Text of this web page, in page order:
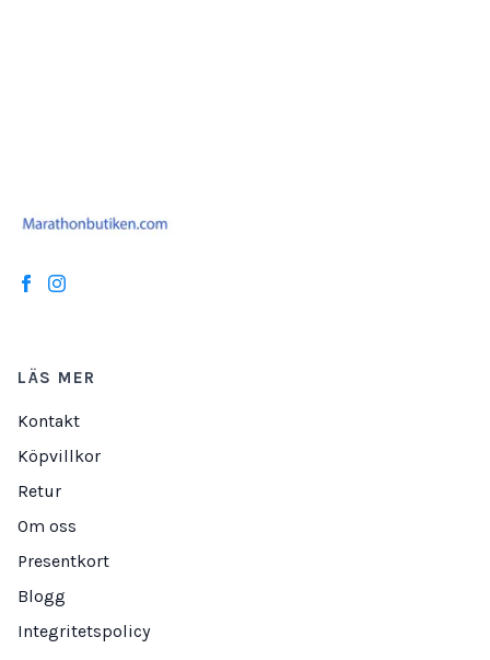
LÄS MER
Kontakt
Köpvillkor
Retur
Om oss
Presentkort
Blogg
Integritetspolicy